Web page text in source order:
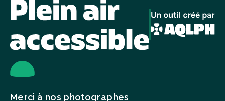
Merci à nos photographes